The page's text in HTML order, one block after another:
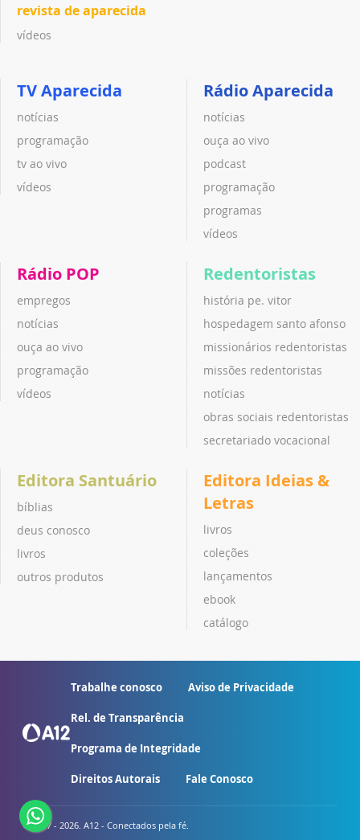
revista de aparecida
vídeos
TV Aparecida
notícias
programação
tv ao vivo
vídeos
Rádio Aparecida
notícias
ouça ao vivo
podcast
programação
programas
vídeos
Rádio POP
empregos
notícias
ouça ao vivo
programação
vídeos
Redentoristas
história pe. vitor
hospedagem santo afonso
missionários redentoristas
missões redentoristas
notícias
obras sociais redentoristas
secretariado vocacional
Editora Santuário
bíblias
deus conosco
livros
outros produtos
Editora Ideias &
Letras
livros
coleções
lançamentos
ebook
catálogo
Trabalhe conosco Aviso de Privacidade
Rel. de Transparência
Programa de Integridade
Direitos Autorais Fale Conosco
© 2007 - 2026. A12 - Conectados pela fé.